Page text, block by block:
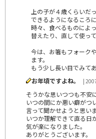
上の子が４歳くらいだ
できるようになるころ
時々、食べるものによ
替えたり、直して使って
今は、お箸もフォーク
ます。
もう少し長い目でみて
お年頃ですよね。
|
そうかな思いつつも不安
いつの間にか悪い癖がつ
言って聞かせようと思いま
いつか理解できて直る日
気が楽になりました。
ありがとうございます。